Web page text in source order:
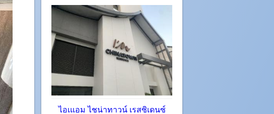
ไอเแอม ไชน่าทาวน์ เรสซิเดนซ์